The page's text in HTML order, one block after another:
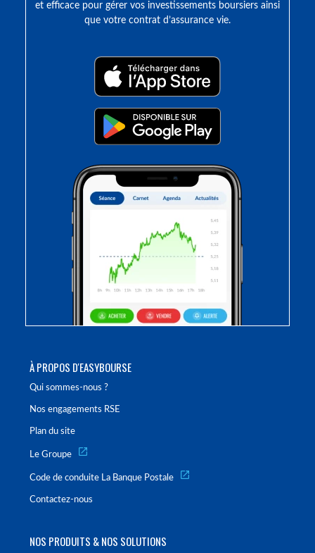
À PROPOS D'EASYBOURSE
Qui sommes-nous ?
Nos engagements RSE
Plan du site
Le Groupe
Code de conduite La Banque Postale
Contactez-nous
NOS PRODUITS & NOS SOLUTIONS
et efficace pour gérer vos investissements boursiers ainsi
que votre contrat d’assurance vie.